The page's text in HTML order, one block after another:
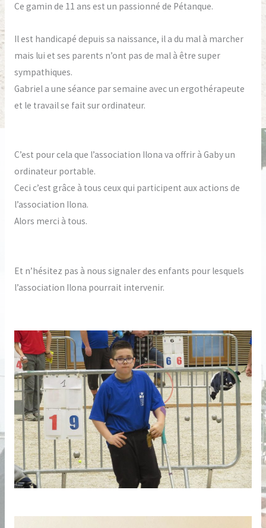
Ce gamin de 11 ans est un passionné de Pétanque.
Il est handicapé depuis sa naissance, il a du mal à marcher
mais lui et ses parents n’ont pas de mal à être super
sympathiques.
Gabriel a une séance par semaine avec un ergothérapeute
et le travail se fait sur ordinateur.
C’est pour cela que l’association Ilona va offrir à Gaby un
ordinateur portable.
Ceci c’est grâce à tous ceux qui participent aux actions de
l’association Ilona.
Alors merci à tous.
Et n’hésitez pas à nous signaler des enfants pour lesquels
l’association Ilona pourrait intervenir.